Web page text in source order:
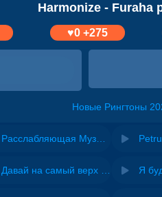
Harmonize - Furaha
♥0+275
Новые Рингтоны
Я